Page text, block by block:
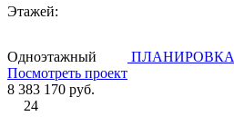
Этажей:
Одноэтажный
ПЛАНИРОВКА
Посмотреть проект
8 383 170 руб.
24